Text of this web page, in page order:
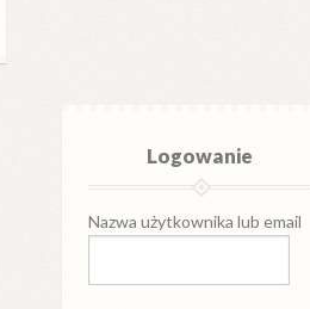
Logowanie
Nazwa użytkownika lub email